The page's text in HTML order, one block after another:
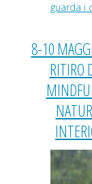
guarda i
8-10
RITIRO